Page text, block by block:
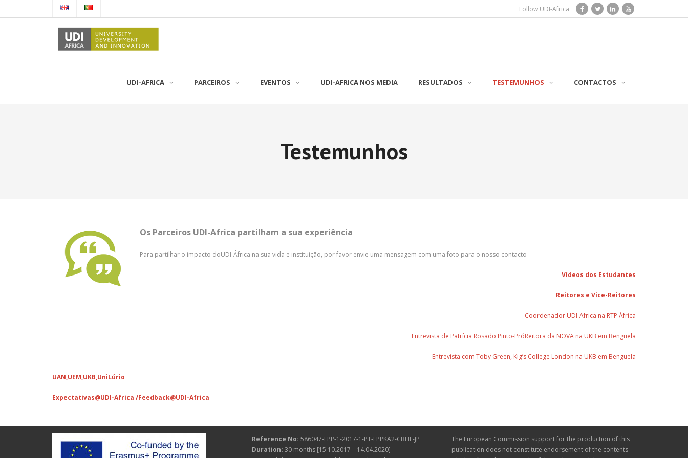
Follow UDI-Africa
UDI-AFRICA PARCEIROS EVENTOS UDI-AFRICA NOS MEDIA RESULTADOS TESTEMUNHOS CONTACTOS
Testemunhos
Os Parceiros UDI-Africa partilham a sua experiência
Para partilhar o impacto doUDI-África na sua vida e instituição, por favor envie uma mensagem com uma foto para o nosso contacto
Vídeos dos Estudantes
Reitores e Vice-Reitores
Coordenador UDI-Africa na RTP África
Entrevista de Patrícia Rosado Pinto-PróReitora da NOVA na UKB em Benguela
Entrevista com Toby Green, Kig’s College London na UKB em Benguela
UAN,UEM,UKB,UniLúrio
Expectativas@UDI-Africa /Feedback@UDI-Africa
Reference No: 586047-EPP-1-2017-1-PT-EPPKA2-CBHE-JP
Duration: 30 months [15.10.2017 – 14.04.2020]
The European Commission support for the production of this
publication does not constitute endorsement of the contents